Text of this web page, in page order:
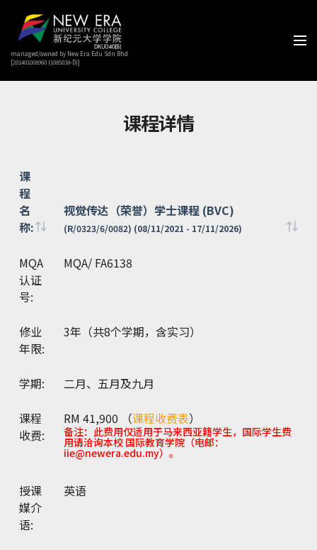
managed/owned by New Era Edu Sdn Bhd
[201401008960 (1085038-D)]
课程详情
课
程
名
称:
视觉传达（荣誉）学士课程 (BVC)
(R/0323/6/0082) (08/11/2021 - 17/11/2026)
程
名
称:
视觉传达（荣誉）学士课程 (BVC)
(R/0323/6/0082) (08/11/2021 - 17/11/2026)
MQA
认证
号:
MQA/ FA6138
修业
年限:
3年（共8个学期，含实习）
学期: 二月、五月及九月
课程
收费:
RM 41,900 （课程收费表）
备注：此费用仅适用于马来西亚籍学生，国际学生费
用请洽询本校 国际教育学院（电邮：
iie@newera.edu.my）。
授课
媒介
语:
英语